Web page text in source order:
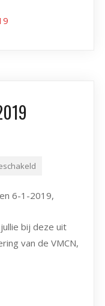
6-1-2019,
bij deze uit
van de VMCN,